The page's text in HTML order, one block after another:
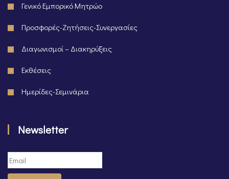
Γενικό Εμπορικό Μητρώο
Προσφορές-Ζητήσεις-Συνεργασίες
Διαγωνισμοί – Διακηρύξεις
Εκθέσεις
Ημερίδες-Σεμινάρια
Newsletter